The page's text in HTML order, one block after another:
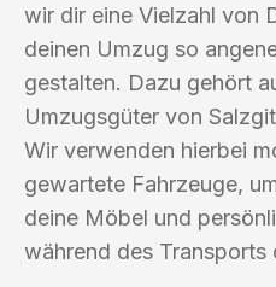
wir dir eine Vielzahl von
deinen Umzug so
gestalten. Dazu gehört
Umzugsgüter von
Wir verwenden hierbei
gewartete Fahrzeuge,
deine Möbel und
während des